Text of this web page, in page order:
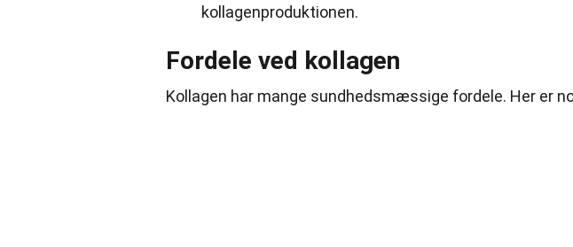
kollagenproduktionen.
Fordele ved kollagen
Kollagen har mange sundhedsmæssige fordele. Her er